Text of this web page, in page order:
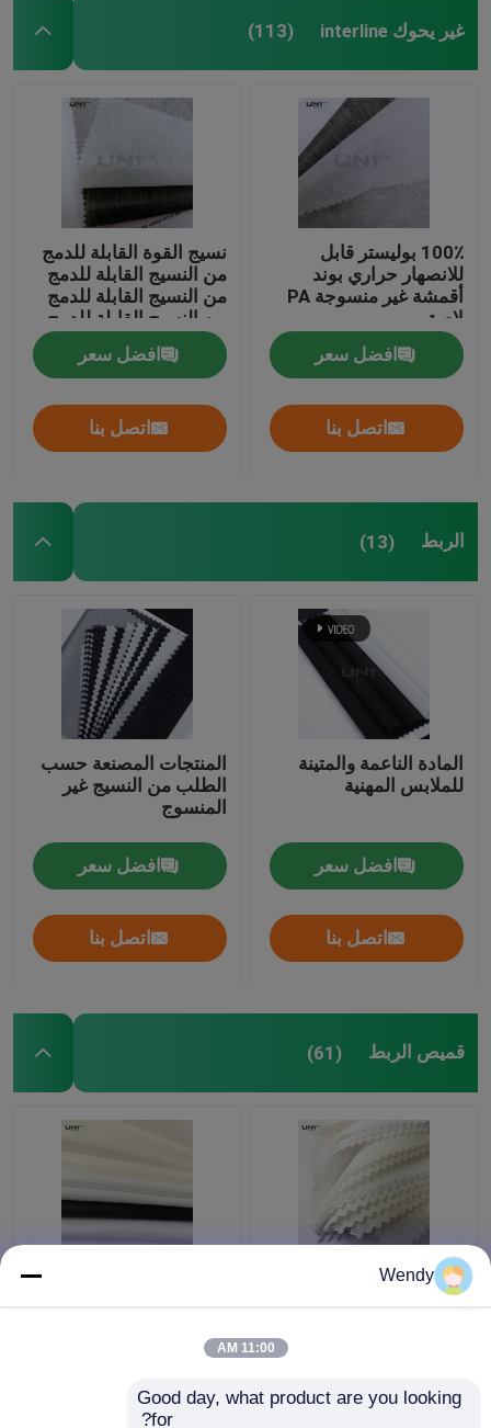
غير يحوك interline (113)
100٪ بوليستر قابل
للانصهار حراري بوند
أقمشة غير منسوجة PA
لاصق
افضل سعر
اتصل بنا
نسيج القوة القابلة للدمج
من النسيج القابلة للدمج
من النسيج القابلة للدمج
من النسيج القابلة للدمج
من النسيج القابلة للدمج
من النسيج القابلة للدمج
من النسيج القابلة للدمج
من النسيج القابلة للدمج
من النسيج القابلة للدمج
افضل سعر
اتصل بنا
الربط (13)
المادة الناعمة والمتينة
للملابس المهنية
افضل سعر
اتصل بنا
المنتجات المصنعة حسب
الطلب من النسيج غير
المنسوج
افضل سعر
اتصل بنا
قميص الربط (61)
قميص بوليستر بين الأكمام
قطن PA النسيج المتداخل
Wendy
11:00 AM
Good day, what product are you looking
for?